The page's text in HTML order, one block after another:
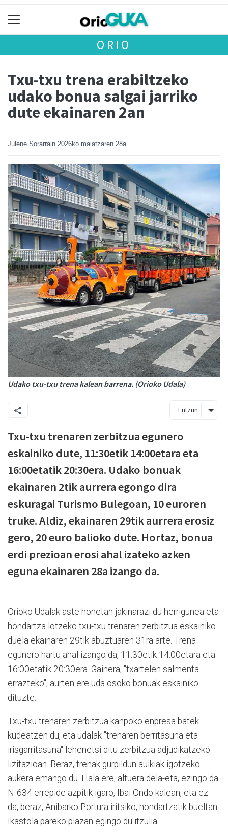
ORIO
Txu-txu trena erabiltzeko
udako bonua salgai jarriko
dute ekainaren 2an
Julene Sorarrain 2026ko maiatzaren 28a
Udako txu-txu trena kalean barrena. (Orioko Udala)
Entzun
Txu-txu trenaren zerbitzua egunero
eskainiko dute, 11:30etik 14:00etara eta
16:00etatik 20:30era. Udako bonuak
ekainaren 2tik aurrera egongo dira
eskuragai Turismo Bulegoan, 10 euroren
truke. Aldiz, ekainaren 29tik aurrera erosiz
gero, 20 euro balioko dute. Hortaz, bonua
erdi prezioan erosi ahal izateko azken
eguna ekainaren 28a izango da.
Orioko Udalak aste honetan jakinarazi du herrigunea eta
hondartza lotzeko txu-txu trenaren zerbitzua eskainiko
duela ekainaren 29tik abuztuaren 31ra arte. Trena
egunero hartu ahal izango da, 11:30etik 14:00etara eta
16:00etatik 20:30era. Gainera, "txartelen salmenta
errazteko", aurten ere uda osoko bonuak eskainiko
dituzte.
Txu-txu trenaren zerbitzua kanpoko enpresa batek
kudeatzen du, eta udalak "trenaren berritasuna eta
irisgarritasuna" lehenetsi ditu zerbitzua adjudikatzeko
lizitazioan. Beraz, trenak gurpildun aulkiak igotzeko
aukera emango du. Hala ere, altuera dela-eta, ezingo da
N-634 errepide azpitik igaro, Ibai Ondo kalean, eta ez
da, beraz, Anibarko Portura iritsiko; hondartzatik bueltan
Ikastola pareko plazan egingo du itzulia.